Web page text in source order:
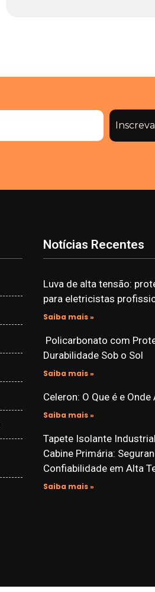
Notícias Recentes
Luva de alta tensão:
para eletricistas
Saiba mais »
Policarbonato com
Durabilidade Sob o Sol
Saiba mais »
Celeron: O Que é e Onde
Saiba mais »
Tapete Isolante
Cabine Primária:
Confiabilidade em Alta
Saiba mais »